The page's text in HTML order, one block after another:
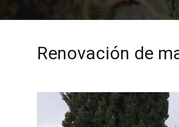
Renovación de